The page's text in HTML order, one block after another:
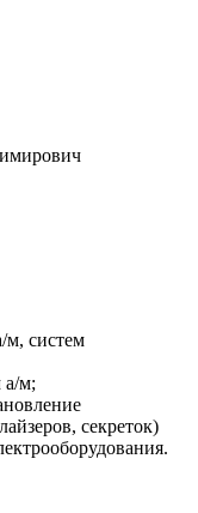
м, систем
а/м;
секреток)